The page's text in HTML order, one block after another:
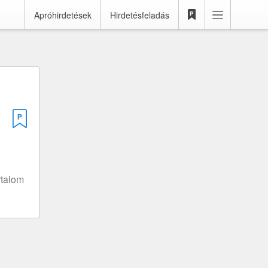
Apróhirdetések Hirdetésfeladás